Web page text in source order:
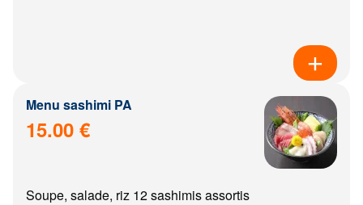
Menu sashimi PA
15.00 €
Soupe, salade, riz 12 sashimis assortis